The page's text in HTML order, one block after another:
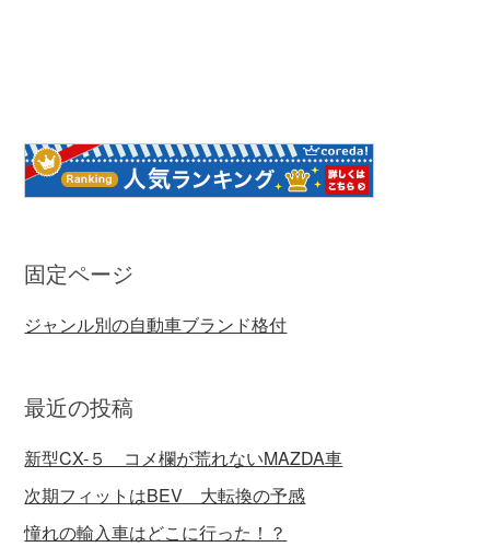
固定ページ
ジャンル別の自動車ブランド格付
最近の投稿
新型CX-５ コメ欄が荒れないMAZDA車
次期フィットはBEV 大転換の予感
憧れの輸入車はどこに行った！？